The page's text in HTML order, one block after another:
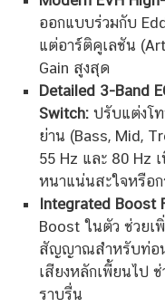
ออกแบบร่วมกับ
แต่อาร์ติคูเลชัน
Gain สูงสุด
Detailed 3-Band
Switch:ปรับแต่งโท
ย่าน (Bass, Mid,
55 Hz และ 80 Hz
หนาแน่นสะใจหรือ
Integrated Boost
Boost ในตัว ช่วยเ
สัญญาณสำหรับท่อน
เสียงหลักเพี้ยนไป
ราบรื่น